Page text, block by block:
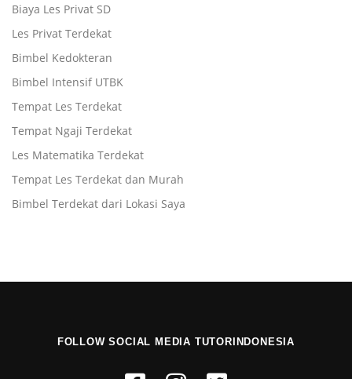
Biaya Les Privat SD
Les Privat Terdekat
Bimbel Kedokteran
Bimbel Intensif UTBK
Tempat Les Terdekat
Tempat Ngaji Terdekat
Les Matematika Terdekat
Tempat Les Terdekat dan Murah
Bimbel Terdekat dari Lokasi Saya
FOLLOW SOCIAL MEDIA TUTORINDONESIA